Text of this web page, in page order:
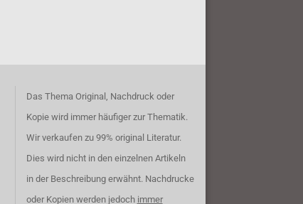
Das Thema Original, Nachdruck oder
Kopie wird immer häufiger zur Thematik.
Wir verkaufen zu 99% original Literatur.
Dies wird nicht in den einzelnen Artikeln
in der Beschreibung erwähnt. Nachdrucke
oder Kopien werden jedoch immer